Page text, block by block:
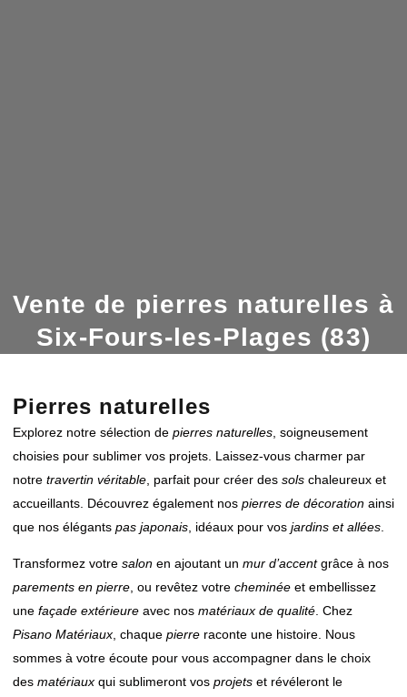
Vente de pierres naturelles à
Six-Fours-les-Plages (83)
Pierres naturelles
Explorez notre sélection de pierres naturelles , soigneusement
choisies pour sublimer vos projets. Laissez-vous charmer par
notre travertin véritable , parfait pour créer des sols chaleureux et
accueillants. Découvrez également nos pierres de décoration ainsi
que nos élégants pas japonais , idéaux pour vos jardins et allées
Transformez votre salon en ajoutant un mur d’accentgrâce à nos
parements en pierre , ou revêtez votre cheminée et embellissez
une façade extérieure avec nos matériaux de qualité . Chez
Pisano Matériaux , chaque pierre raconte une histoire. Nous
sommes à votre écoute pour vous accompagner dans le choix
des matériaux qui sublimeront vos projets et révéleront le